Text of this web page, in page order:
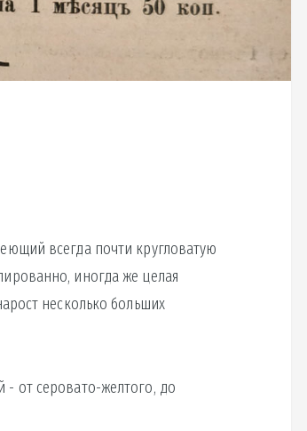
всегда почти кругловатую
иногда же целая
несколько больших
от серовато-желтого, до